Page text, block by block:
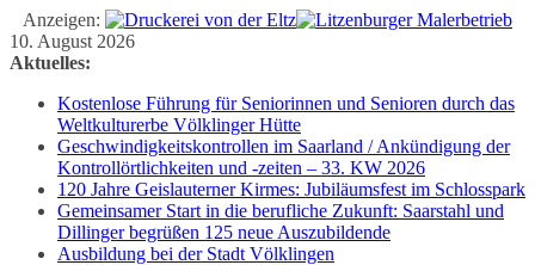
Anzeigen:
Zum
Inhalt
10. August 2026
Aktuelles:
Kostenlose Führung für Seniorinnen und Senioren durch das
Weltkulturerbe Völklinger Hütte
Geschwindigkeitskontrollen im Saarland / Ankündigung der
Kontrollörtlichkeiten und -zeiten – 33. KW 2026
120 Jahre Geislauterner Kirmes: Jubiläumsfest im Schlosspark
Gemeinsamer Start in die berufliche Zukunft: Saarstahl und
Dillinger begrüßen 125 neue Auszubildende
Ausbildung bei der Stadt Völklingen